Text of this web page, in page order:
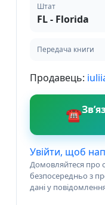
Штат
FL - Florida
Передача книги
Продавець:
☎
Увійти, щоб
Домовляйтеся про
безпосередньо з
дані у